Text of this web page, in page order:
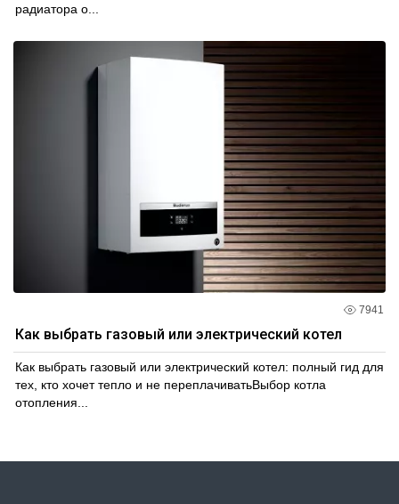
радиатора о...
7941
Как выбрать газовый или электрический котел
Как выбрать газовый или электрический котел: полный гид для
тех, кто хочет тепло и не переплачиватьВыбор котла
отопления...